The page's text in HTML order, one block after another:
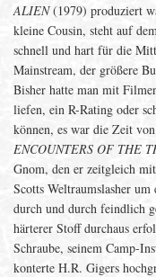
ALIEN(1979) produziert
kleine Cousin, steht auf
schnell und hart für die
Mainstream, der größere
Bisher hatte man mit
liefen, ein R-Rating oder
können, es war die Zeit
ENCOUNTERS OF THE
Gnom, den er zeitgleich
Scotts Weltraumslasher
durch und durch feindlich
härterer Stoff durchaus
Schraube, seinem Camp-
konterte H.R. Gigers